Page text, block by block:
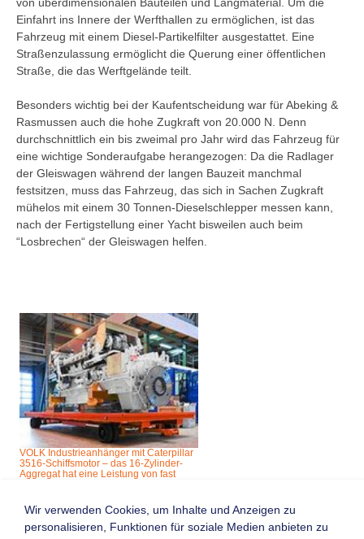
Einfahrt ins Innere der Werfthallen zu ermöglichen, ist das
Fahrzeug mit einem Diesel-Partikelfilter ausgestattet. Eine
Straßenzulassung ermöglicht die Querung einer öffentlichen
Straße, die das Werftgelände teilt.
Besonders wichtig bei der Kaufentscheidung war für Abeking &
Rasmussen auch die hohe Zugkraft von 20.000 N. Denn
durchschnittlich ein bis zweimal pro Jahr wird das Fahrzeug für
eine wichtige Sonderaufgabe herangezogen: Da die Radlager
der Gleiswagen während der langen Bauzeit manchmal
festsitzen, muss das Fahrzeug, das sich in Sachen Zugkraft
mühelos mit einem 30 Tonnen-Dieselschlepper messen kann,
nach der Fertigstellung einer Yacht bisweilen auch beim
“Losbrechen“ der Gleiswagen helfen.
VOLK Industrieanhänger mit Caterpillar
3516-Schiffsmotor – das 16-Zylinder-
Aggregat hat eine Leistung von fast
Zurück
Wir verwenden Cookies, um Inhalte und Anzeigen zu
personalisieren, Funktionen für soziale Medien anbieten zu